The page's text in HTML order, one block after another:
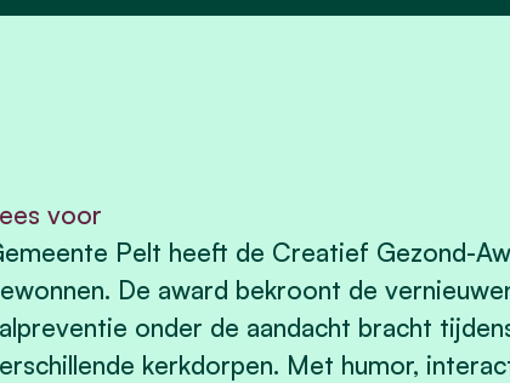
voor
Pelt heeft de Creatief Gezond-
De award bekroont de
onder de aandacht bracht
kerkdorpen. Met humor,